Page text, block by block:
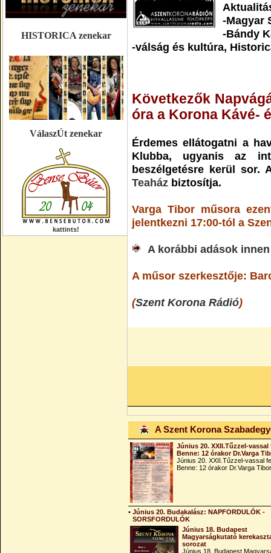
HISTORICA zenekar
VálaszÚt zenekar
kattints!
-Magyar
-Bándy
-válság és kultúra,
Következők
óra a Korona Kávé-
Érdemes ellátogatni a
Klubba, ugyanis az
beszélgetésre kerül sor.
Teaház biztosítja.
Varga Tibor műsora
jelentkezni 17:00-tól a
A korábbi adások
A műsor szerkesztője:
(Szent Korona Rádió)
A Szent Korona
Június 20. XXII.Tűzzel-
Benne: 12 órakor Dr.Varga
Június 20. XXII.Tűzzel-vassal
Benne: 12 órakor Dr.Varga Tibor
• Június 20. Budakalász: NAPFORDULÓK -
SORSFORDULÓK
Június 18. Budapest
Magyarságkutató
sorozat
Június 18. Budapest